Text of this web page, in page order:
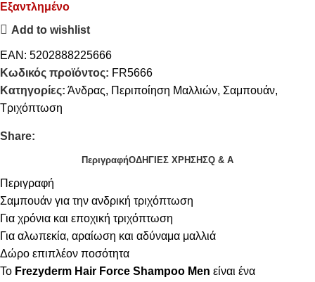
Εξαντλημένο
Add to wishlist
EAN: 5202888225666
Κωδικός προϊόντος: FR5666
Κατηγορίες: Άνδρας, Περιποίηση Μαλλιών, Σαμπουάν,
Τριχόπτωση
Share:
ΠεριγραφήΟΔΗΓΙΕΣ ΧΡΗΣΗΣQ & A
Περιγραφή
Σαμπουάν για την ανδρική τριχόπτωση
Για χρόνια και εποχική τριχόπτωση
Για αλωπεκία, αραίωση και αδύναμα μαλλιά
Δώρο επιπλέον ποσότητα
Το Frezyderm Hair Force Shampoo Men είναι ένα